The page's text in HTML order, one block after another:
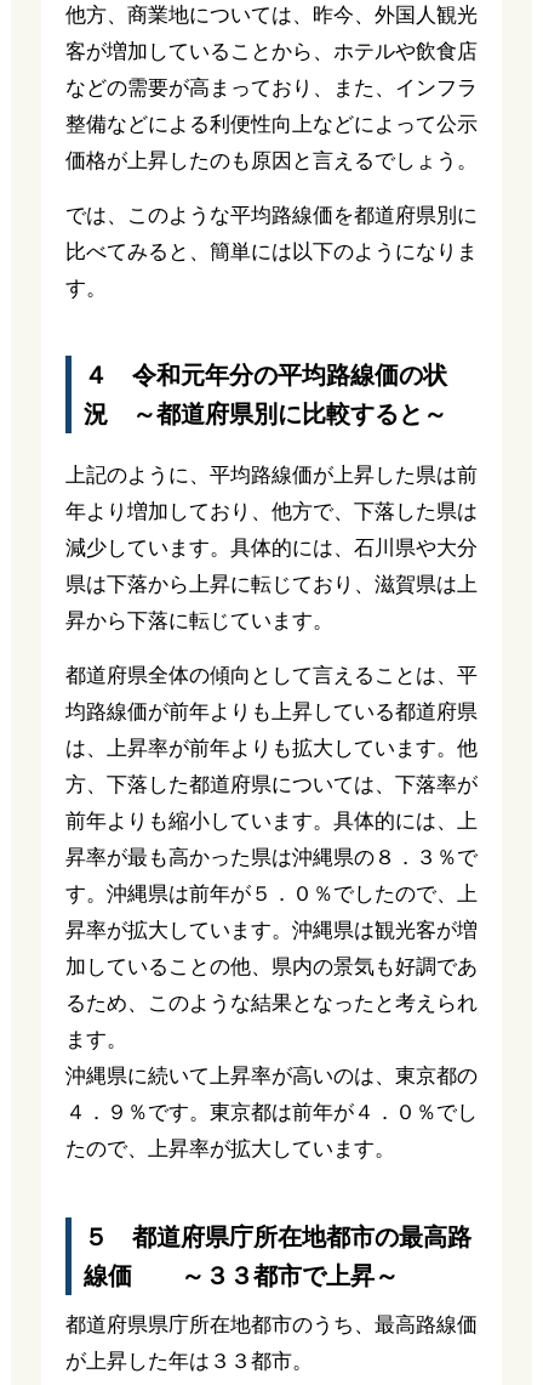
他方、商業地については、昨今、外国人観光
客が増加していることから、ホテルや飲食店
などの需要が高まっており、また、インフラ
整備などによる利便性向上などによって公示
価格が上昇したのも原因と言えるでしょう。
では、このような平均路線価を都道府県別に
比べてみると、簡単には以下のようになりま
す。
４ 令和元年分の平均路線価の状
況 ～都道府県別に比較すると～
上記のように、平均路線価が上昇した県は前
年より増加しており、他方で、下落した県は
減少しています。具体的には、石川県や大分
県は下落から上昇に転じており、滋賀県は上
昇から下落に転じています。
都道府県全体の傾向として言えることは、平
均路線価が前年よりも上昇している都道府県
は、上昇率が前年よりも拡大しています。他
方、下落した都道府県については、下落率が
前年よりも縮小しています。具体的には、上
昇率が最も高かった県は沖縄県の８．３％で
す。沖縄県は前年が５．０％でしたので、上
昇率が拡大しています。沖縄県は観光客が増
加していることの他、県内の景気も好調であ
るため、このような結果となったと考えられ
ます。
沖縄県に続いて上昇率が高いのは、東京都の
４．９％です。東京都は前年が４．０％でし
たので、上昇率が拡大しています。
５ 都道府県庁所在地都市の最高路
線価 ～３３都市で上昇～
都道府県県庁所在地都市のうち、最高路線価
が上昇した年は３３都市。